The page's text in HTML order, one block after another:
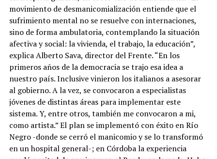
movimiento de desmanicomialización entiende que el
sufrimiento mental no se resuelve con internaciones,
sino de forma ambulatoria, contemplando la situación
afectiva y social: la vivienda, el trabajo, la educación”,
explica Alberto Sava, director del Frente. “En los
primeros años de la democracia se trajo esa idea a
nuestro país. Inclusive vinieron los italianos a asesorar
al gobierno. A la vez, se convocaron a especialistas
jóvenes de distintas áreas para implementar este
sistema. Y, entre otros, también me convocaron a mi,
como artista.” El plan se implementó con éxito en Río
Negro -donde se cerró el manicomio y se lo transformó
en un hospital general-; en Córdoba la experiencia